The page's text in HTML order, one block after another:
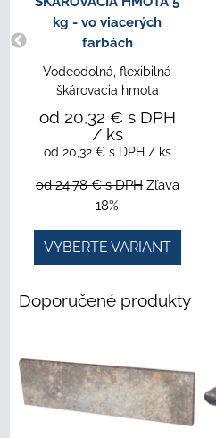
kg - vo viacerých
farbách
Vodeodolná, flexibilná
škárovacia hmota
od 20,32 € s DPH
/ ks
od 20,32 € s DPH / ks
od 24,78 €s DPH Zľava
18%
VYBERTE VARIANT
Doporučené produkty